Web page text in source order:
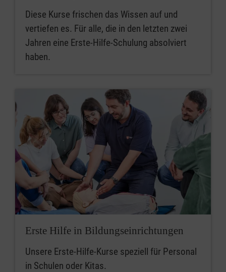
Diese Kurse frischen das Wissen auf und
vertiefen es. Für alle, die in den letzten zwei
Jahren eine Erste-Hilfe-Schulung absolviert
haben.
Erste Hilfe in Bildungseinrichtungen
Unsere Erste-Hilfe-Kurse speziell für Personal
in Schulen oder Kitas.